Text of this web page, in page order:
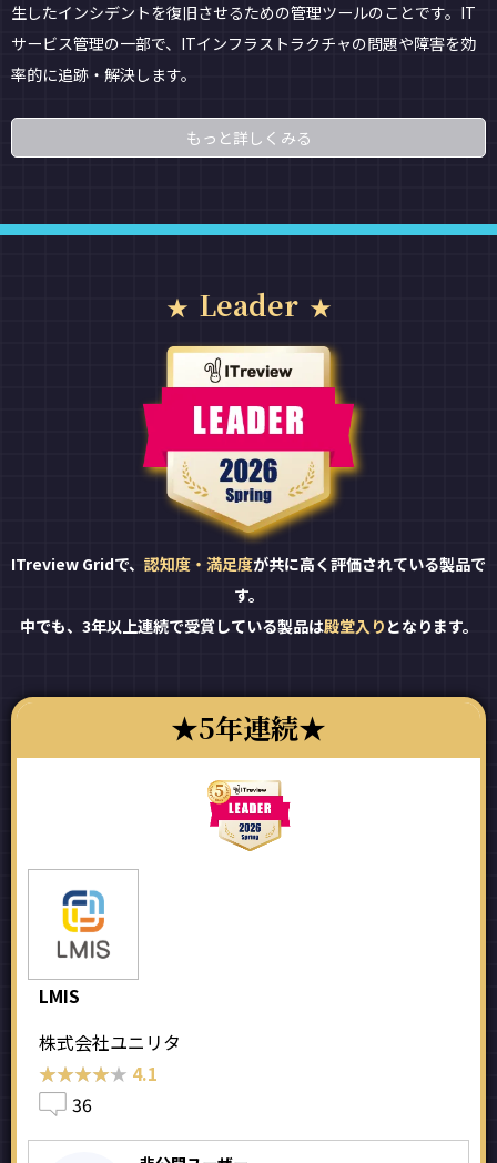
生したインシデントを復旧させるための管理ツールのことです。IT
サービス管理の一部で、ITインフラストラクチャの問題や障害を効
率的に追跡・解決します。
もっと詳しくみる
Leader
ITreview Gridで、 認知度・満足度が共に高く評価されている製品で
す。
中でも、3年以上連続で受賞している製品は殿堂入り となります。
5年連続
LMIS
株式会社ユニリタ
★★★★★
★★★★★ 4.1
36